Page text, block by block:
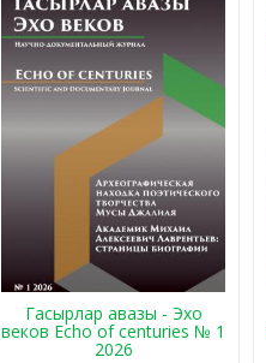
Гасырлар авазы - Эхо
веков Echo of centuries № 1
2026